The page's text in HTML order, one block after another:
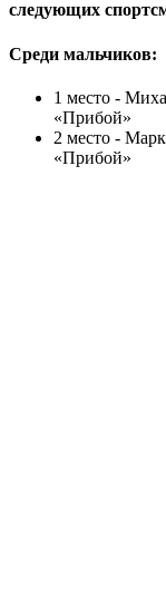
следующих
Среди мальчиков:
1 место -
«Прибой»
2 место -
«Прибой»